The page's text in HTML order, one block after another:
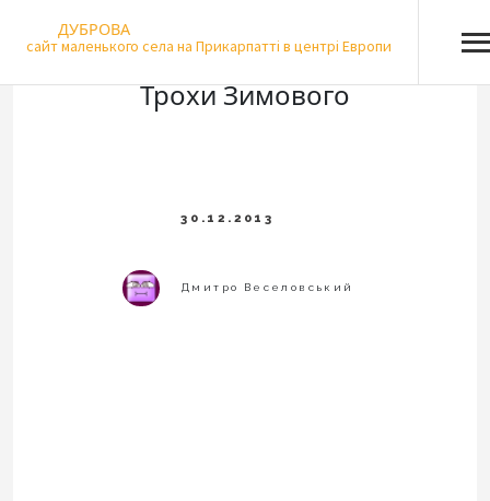
ДУБРОВА
сайт маленького села на Прикарпатті в центрі Европи
Трохи Зимового